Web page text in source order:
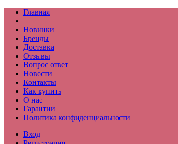
Главная
Новинки
Бренды
Доставка
Отзывы
Вопрос ответ
Новости
Контакты
Как купить
О нас
Гарантии
Политика конфиденциальности
Вход